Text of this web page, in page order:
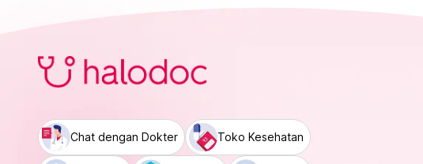
Chat dengan Dokter Toko Kesehatan